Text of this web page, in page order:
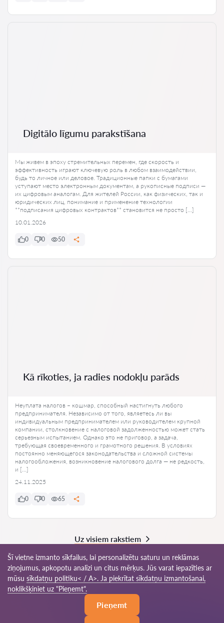
Digitālo līgumu parakstīšana
Мы живем в эпоху стремительных перемен, где скорость и
эффективность играют ключевую роль в любом взаимодействии,
будь то личное или деловое. Традиционные папки с бумагами
уступают место электронным документам, а рукописные подписи —
их цифровым аналогам. Для жителей России, как физических, так и
юридических лиц, понимание и применение технологии
**подписания цифровых контрактов** становится не просто […]
10.01.2026
0 0 50
Kā rīkoties, ja radies nodokļu parāds
Неуплата налогов – кошмар, способный настигнуть любого
предпринимателя. Независимо от того, являетесь ли вы
индивидуальным предпринимателем или руководителем крупной
компании, столкновение с налоговой задолженностью может стать
серьезным испытанием. Однако это не приговор, а задача,
требующая своевременного и грамотного решения. В условиях
постоянно меняющегося законодательства и сложной системы
налогообложения, возникновение налогового долга — не редкость,
и […]
24.11.2025
0 0 65
Uz visiem rakstiem
© 2026 Advokats-lv.com
Saites karte
Šī vietne izmanto sīkfailus, lai personalizētu saturu un reklāmas
ziņojumus, apkopotu analīzi un citus mērķus. Jūs varat iepazīties ar
mūsu sīkdatņu politiku< / A>. Ja piekrītat sīkdatņu izmantošanai,
noklikšķiniet uz "Pieņemt".
Pieņemt